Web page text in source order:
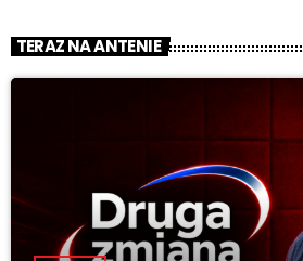
TERAZ NA ANTENIE